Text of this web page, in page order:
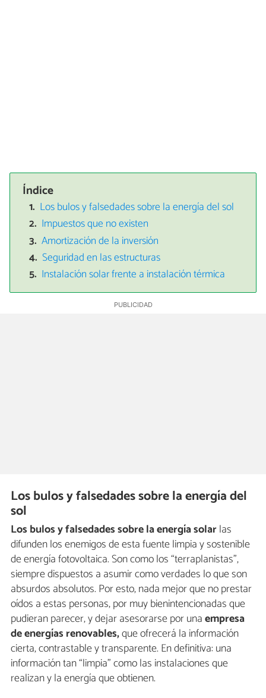
Índice
Los bulos y falsedades sobre la energía del sol
Impuestos que no existen
Amortización de la inversión
Seguridad en las estructuras
Instalación solar frente a instalación térmica
Los bulos y falsedades sobre la energía del
sol
Los bulos y falsedades sobre la energía solarlas
difunden los enemigos de esta fuente limpia y sostenible
de energía fotovoltaica. Son como los “terraplanistas”,
siempre dispuestos a asumir como verdades lo que son
absurdos absolutos. Por esto, nada mejor que no prestar
oídos a estas personas, por muy bienintencionadas que
pudieran parecer, y dejar asesorarse por unaempresa
de energías renovables,que ofrecerá la información
cierta, contrastable y transparente. En definitiva: una
información tan “limpia” como las instalaciones que
realizan y la energía que obtienen.